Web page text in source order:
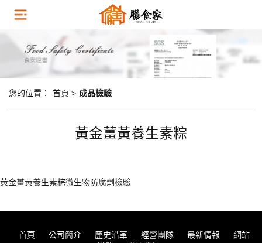
您的位置： 首頁 > 成品檢驗
黃金薑黃養生素粽
黃金薑黃養生素粽微生物防腐劑檢驗
首頁 公司簡介 歷史沿革 經營團隊 最新情報
網站